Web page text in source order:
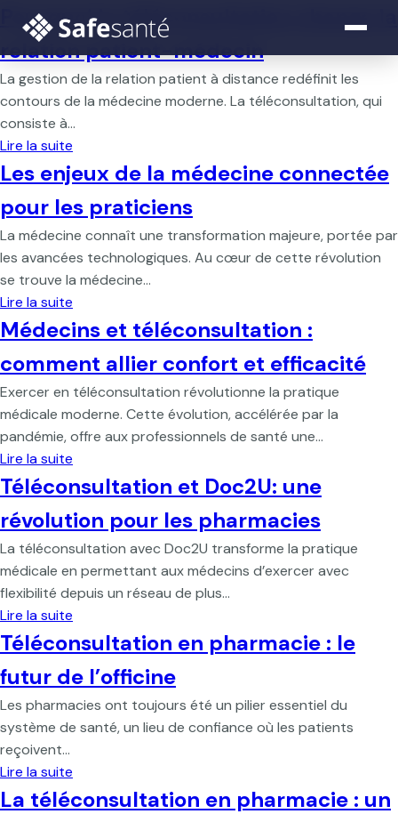
Pourquoi la téléconsultation change la
relation patient-médecin
La gestion de la relation patient à distance redéfinit les
contours de la médecine moderne. La téléconsultation, qui
consiste à…
Lire la suite
Les enjeux de la médecine connectée
pour les praticiens
La médecine connaît une transformation majeure, portée par
les avancées technologiques. Au cœur de cette révolution
se trouve la médecine…
Lire la suite
Médecins et téléconsultation :
comment allier confort et efficacité
Exercer en téléconsultation révolutionne la pratique
médicale moderne. Cette évolution, accélérée par la
pandémie, offre aux professionnels de santé une…
Lire la suite
Téléconsultation et Doc2U: une
révolution pour les pharmacies
La téléconsultation avec Doc2U transforme la pratique
médicale en permettant aux médecins d’exercer avec
flexibilité depuis un réseau de plus…
Lire la suite
Téléconsultation en pharmacie : le
futur de l’officine
Les pharmacies ont toujours été un pilier essentiel du
système de santé, un lieu de confiance où les patients
reçoivent…
Lire la suite
La téléconsultation en pharmacie : un